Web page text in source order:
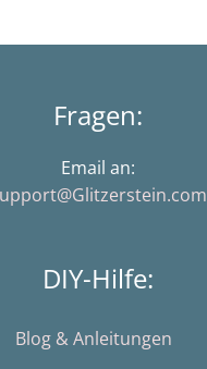
Fragen:
Email an:
DIY-Hilfe:
Blog & Anleitungen